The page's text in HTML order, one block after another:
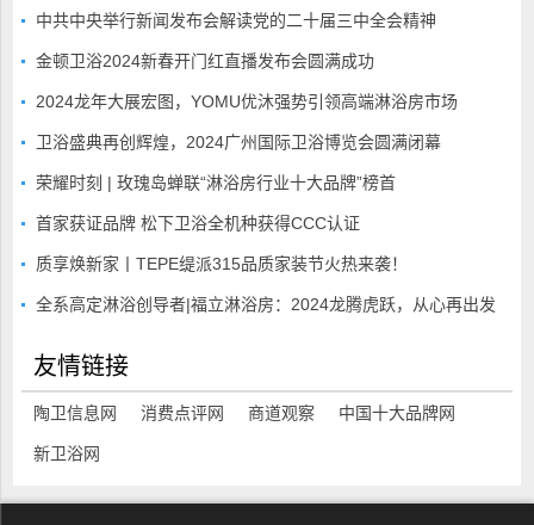
中共中央举行新闻发布会解读党的二十届三中全会精神
金顿卫浴2024新春开门红直播发布会圆满成功
2024龙年大展宏图，YOMU优沐强势引领高端淋浴房市场
卫浴盛典再创辉煌，2024广州国际卫浴博览会圆满闭幕
荣耀时刻 | 玫瑰岛蝉联“淋浴房行业十大品牌”榜首
首家获证品牌 松下卫浴全机种获得CCC认证
质享焕新家丨TEPE缇派315品质家装节火热来袭！
全系高定淋浴创导者|福立淋浴房：2024龙腾虎跃，从心再出发
友情链接
陶卫信息网 消费点评网 商道观察 中国十大品牌网
新卫浴网